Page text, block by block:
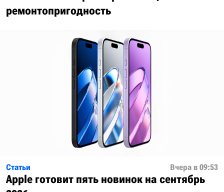
ремонтопригодность
Статьи Вчера в 09:53
Apple готовит пять новинок на сентябрь